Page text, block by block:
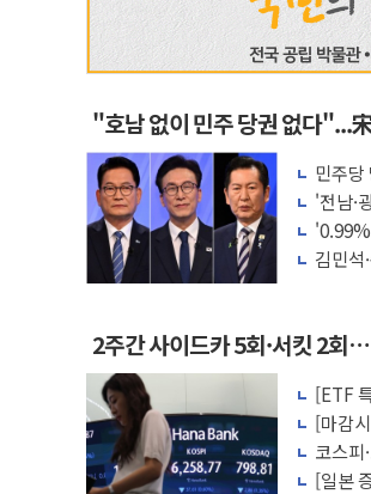
"호남 없이 민주 당권 없다"...
민주
임자
'전남·
길
략 총
김민
2주간 사이드카 5회·서킷 2회
[ETF
[마감
코스피
[일본